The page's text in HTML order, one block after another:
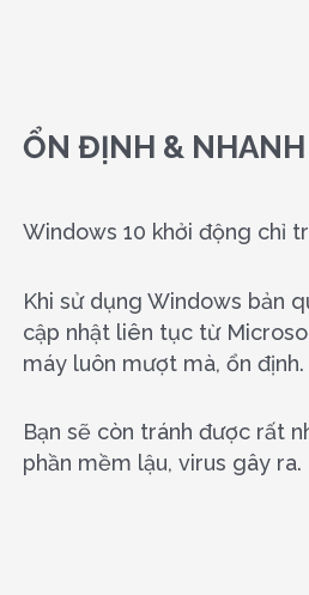
ỔN ĐỊNH &
Windows 10 khởi động chỉ
Khi sử dụng Windows bản
cập nhật liên tục từ
máy luôn mượt mà, ổn định.
Bạn sẽ còn tránh được rất
phần mềm lậu, virus gây ra.